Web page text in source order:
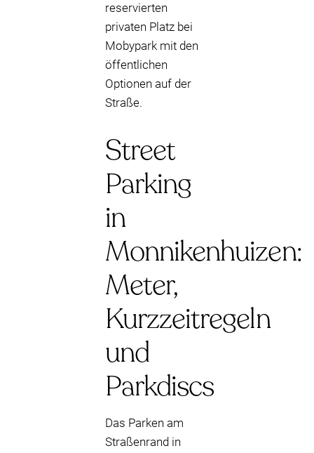
reservierten
privaten Platz bei
Mobypark mit den
öffentlichen
Optionen auf der
Straße.
Street
Parking
in
Monnikenhuizen:
Meter,
Kurzzeitregeln
und
Parkdiscs
Das Parken am
Straßenrand in